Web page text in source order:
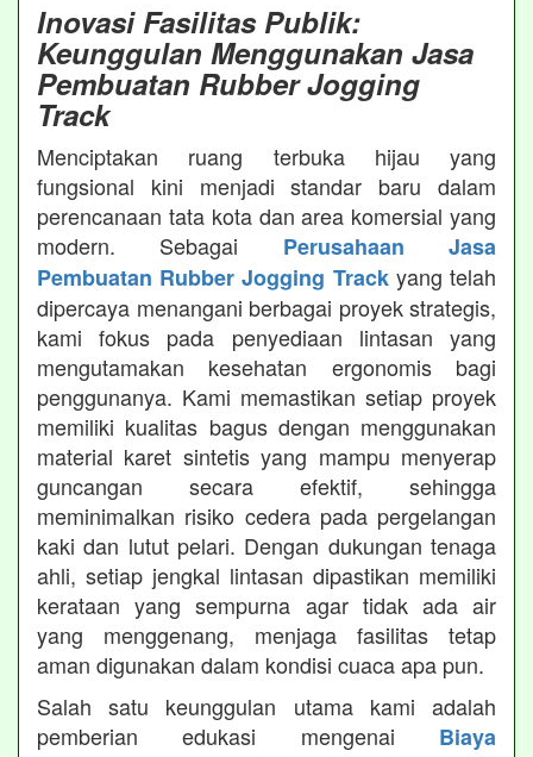
Inovasi Fasilitas Publik:
Keunggulan Menggunakan Jasa
Pembuatan Rubber Jogging
Track
Menciptakan ruang terbuka hijau yang
fungsional kini menjadi standar baru dalam
perencanaan tata kota dan area komersial yang
modern. Sebagai Perusahaan Jasa
Pembuatan Rubber Jogging Trackyang telah
dipercaya menangani berbagai proyek strategis,
kami fokus pada penyediaan lintasan yang
mengutamakan kesehatan ergonomis bagi
penggunanya. Kami memastikan setiap proyek
memiliki kualitas bagus dengan menggunakan
material karet sintetis yang mampu menyerap
guncangan secara efektif, sehingga
meminimalkan risiko cedera pada pergelangan
kaki dan lutut pelari. Dengan dukungan tenaga
ahli, setiap jengkal lintasan dipastikan memiliki
kerataan yang sempurna agar tidak ada air
yang menggenang, menjaga fasilitas tetap
aman digunakan dalam kondisi cuaca apa pun.
Salah satu keunggulan utama kami adalah
pemberian edukasi mengenai Biaya